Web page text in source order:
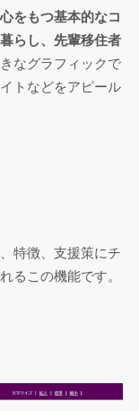
をもつ基本的なコ
らし、先輩移住者
なグラフィックで
トなどをアピール